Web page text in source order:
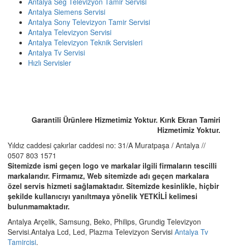
Antalya Siemens Servisi
Antalya Sony Televizyon Tamir Servisi
Antalya Televizyon Servisi
Antalya Televizyon Teknik Servisleri
Antalya Tv Servisi
Hızlı Servisler
Garantili Ürünlere Hizmetimiz Yoktur. Kırık Ekran Tamiri
Hizmetimiz Yoktur.
Yıldız caddesi çakırlar caddesi no: 31/A Muratpaşa / Antalya //
0507 803 1571
Sitemizde ismi geçen logo ve markalar ilgili firmaların tescilli
markalarıdır. Firmamız, Web sitemizde adı geçen markalara
özel servis hizmeti sağlamaktadır. Sitemizde kesinlikle, hiçbir
şekilde kullanıcıyı yanıltmaya yönelik YETKİLİ kelimesi
bulunmamaktadır.
Antalya Arçelik, Samsung, Beko, Philips, Grundig Televizyon
Servisi.Antalya Lcd, Led, Plazma Televizyon Servisi Antalya Tv
Tamircisi.